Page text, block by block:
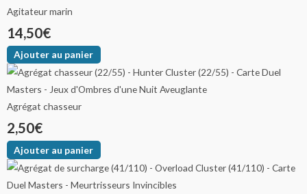
Agitateur marin
14,50€
Ajouter au panier
Agrégat chasseur
2,50€
Ajouter au panier